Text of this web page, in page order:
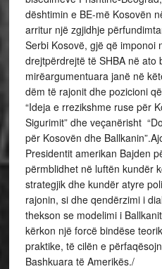
dështimin e BE-më Kosovën
arritur një zgjidhje
Serbi Kosovë, gjë që imponoi
drejtpërdrejtë të SHBA në ato
mirëargumentuara janë në
dëm të rajonit dhe pozicioni
“Ideja e rrezikshme ruse për
Sigurimit” dhe veçanërisht
për Kosovën dhe
Presidentit amerikan Bajden
përmblidhet në luftën kundër
strategjik dhe kundër atyre
rajonin, si dhe qendërzimi i
thekson se modelimi i
kërkon një forcë bindëse
praktike, të cilën e
Bashkuara të Amerikës./